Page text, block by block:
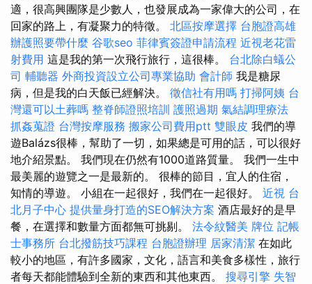
適，很高興團隊是少數人，也發展成為一家偉大的公司，在
回家的路上，有凝聚力的特徵。 北區按摩選擇 台胞證高雄
辦護照要帶什麼 谷歌seo 菲律賓簽證申請流程 近視老花雷
射費用 這是我的第一次飛行旅行，這很棒。 台北除白蟻公
司 輔聽器 外商投資設立公司專業協助 會計師 我是糖尿
病，但是我的白天飯已經解決。 徵信社有用嗎 打掃阿姨 台
灣還可以土葬嗎 整脊師證照培訓 護照過期 氣結調理療法
抓姦蒐證 台灣按摩服務 搬家公司費用ptt 雙眼皮 我們的導
遊Balázs很棒，幫助了一切，如果總是可用的話，可以很好
地介紹景點。 我們現在仍然有1000道路質量。 我們一生中
最美麗的遊覽之一是最新的。 很棒的節目，宜人的住宿，
知情的導遊。 小組在一起很好，我們在一起很好。 近視 台
北月子中心 提供量身打造的SEO解決方案 酒店最好的是早
餐，在選擇和數量方面都無可挑剔。 法令紋醫美 牌位 記帳
士事務所 台北撥筋技巧課程 台胞證辦理 居家清潔 在如此
較小的地區，有許多國家，文化，語言和美食多樣性，旅行
者每天都能體驗到全新的東西和其他東西。 搜尋引擎 失智